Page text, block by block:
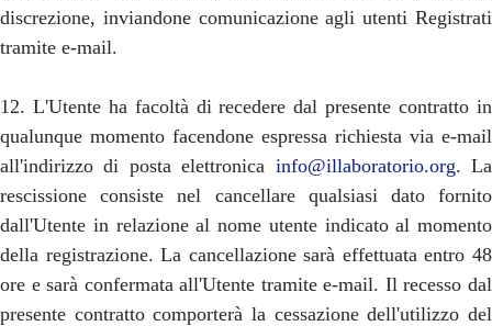
discrezione, inviandone comunicazione agli utenti Registrati
tramite e-mail.
12. L'Utente ha facoltà di recedere dal presente contratto in
qualunque momento facendone espressa richiesta via e-mail
all'indirizzo di posta elettronica info@illaboratorio.org. La
rescissione consiste nel cancellare qualsiasi dato fornito
dall'Utente in relazione al nome utente indicato al momento
della registrazione. La cancellazione sarà effettuata entro 48
ore e sarà confermata all'Utente tramite e-mail. Il recesso dal
presente contratto comporterà la cessazione dell'utilizzo del